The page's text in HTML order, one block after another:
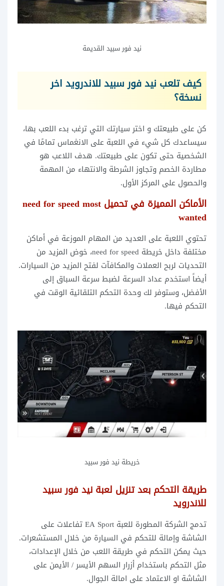
نيد فور سبيد القديمة
كيف تلعب نيد فور سبيد للاندرويد اخر
نسخة؟
كن على طبيعتك و اختر سيارتك التي ترغب بدء اللعب بها،
سيساعدك كل شيء في اللعبة على الانغماس تمامًا في
الشخصية حتى تكون على طبيعتك. هدف اللاعب هو
مطاردة الخصم وتجاوز الشرطة والانتهاء من المهمة
والحصول على المركز الأول.
الأماكن المميزة في تحميل need for speed most
wanted
تحتوي اللعبة على العديد من المهام الموزعة في أماكن
مختلفة داخل خريطة need for speed، خوض المزيد من
التحديات لربح العملات والمكافآت لفتح المزيد من السيارات.
أيضاً استخدم عداد السرعة لضبط سرعة السباق إلى
الأفضل، وستوفر لك وحدة التحكم التلقائية الوقت في
التحكم فيها.
خريطة نيد فور سبيد
طريقة التحكم بعد تنزيل لعبة نيد فور سبيد
للاندرويد
تدمج الشركة المطورة للعبة EA Sport تفاعلات على
الشاشة وإمالة للتحكم في السيارة من خلال المستشعرات.
حيث يمكن التحكم في طريقة اللعب من خلال الإعدادات،
مثل التحكم باستخدام أزرار السهم الأيسر / الأيمن على
الشاشة او الاعتماد على امالة الجوال.